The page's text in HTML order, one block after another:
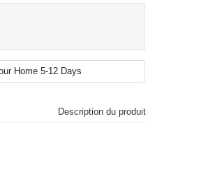
Description du produit